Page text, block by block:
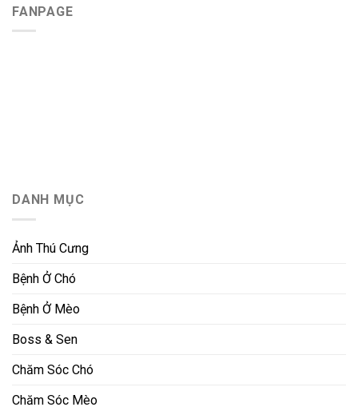
FANPAGE
DANH MỤC
Ảnh Thú Cưng
Bệnh Ở Chó
Bệnh Ở Mèo
Boss & Sen
Chăm Sóc Chó
Chăm Sóc Mèo